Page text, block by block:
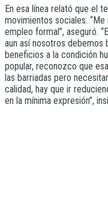
En esa línea relató que el
movimientos sociales.
empleo formal”, aseguró.
aun así nosotros
beneficios a la condición
popular, reconozco que
las barriadas pero
calidad, hay que ir
en la mínima expresión”,